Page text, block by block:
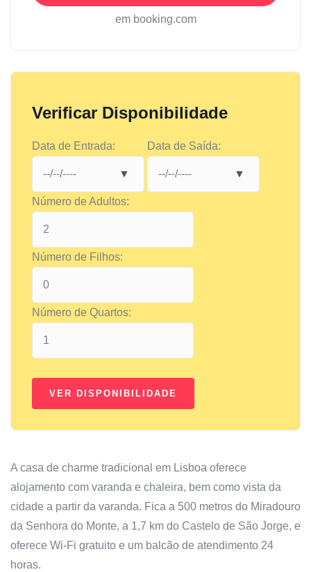
em booking.com
Verificar Disponibilidade
Data de Entrada: Data de Saída:
Número de Adultos:
Número de Filhos:
Número de Quartos:
A casa de charme tradicional em Lisboa oferece
alojamento com varanda e chaleira, bem como vista da
cidade a partir da varanda. Fica a 500 metros do Miradouro
da Senhora do Monte, a 1,7 km do Castelo de São Jorge, e
oferece Wi-Fi gratuito e um balcão de atendimento 24
horas.